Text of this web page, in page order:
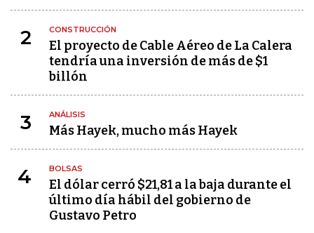
2 CONSTRUCCIÓN
El proyecto de Cable Aéreo de La Calera
tendría una inversión de más de $1
billón
3 ANÁLISIS
Más Hayek, mucho más Hayek
4 BOLSAS
El dólar cerró $21,81 a la baja durante el
último día hábil del gobierno de
Gustavo Petro